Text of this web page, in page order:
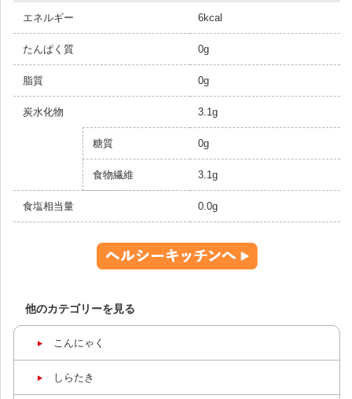
エネルギー 6kcal
たんぱく質 0g
脂質 0g
炭水化物 3.1g
糖質 0g
食物繊維 3.1g
食塩相当量 0.0g
他のカテゴリーを見る
こんにゃく
しらたき